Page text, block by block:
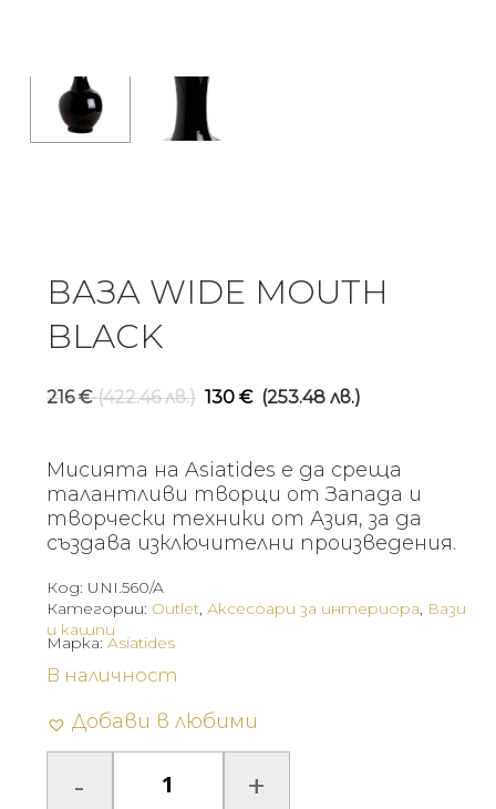
ВАЗА WIDE MOUTH
BLACK
216€ (422.46 лв.) Original
was:
216 €
(422.46
лв.).
130 € (253.48 лв.)
е:
130 €
(253.48
лв.).
Мисията на Asiatides е да среща
талантливи творци от Запада и
творчески техники от Азия, за да
създава изключителни произведения.
Код: UNI.560/A
Категории: Outlet, Аксесоари за интериора, Вази
и кашпи
В наличност
Добави в любими
Марка: Asiatides